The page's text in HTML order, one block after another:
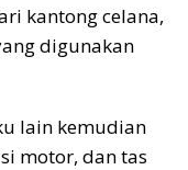
kantong celana,
digunakan
lain kemudian
motor, dan tas